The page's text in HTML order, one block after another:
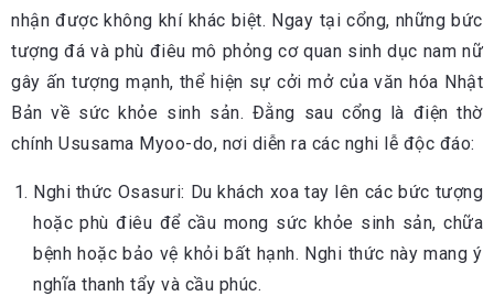
nhận được không khí khác biệt. Ngay tại cổng, những bức
tượng đá và phù điêu mô phỏng cơ quan sinh dục nam nữ
gây ấn tượng mạnh, thể hiện sự cởi mở của văn hóa Nhật
Bản về sức khỏe sinh sản. Đằng sau cổng là điện thờ
chính Ususama Myoo-do, nơi diễn ra các nghi lễ độc đáo:
Nghi thức Osasuri: Du khách xoa tay lên các bức tượng
hoặc phù điêu để cầu mong sức khỏe sinh sản, chữa
bệnh hoặc bảo vệ khỏi bất hạnh. Nghi thức này mang ý
nghĩa thanh tẩy và cầu phúc.